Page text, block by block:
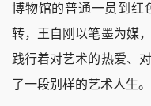
博物馆的普通一员到红
转，王自刚以笔墨为媒
践行着对艺术的热爱、
了一段别样的艺术人生。